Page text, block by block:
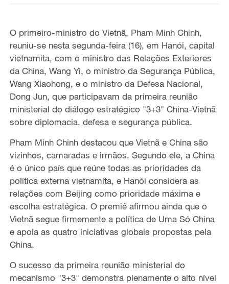
O primeiro-ministro do Vietnã, Pham Minh Chinh,
reuniu-se nesta segunda-feira (16), em Hanói, capital
vietnamita, com o ministro das Relações Exteriores
da China, Wang Yi, o ministro da Segurança Pública,
Wang Xiaohong, e o ministro da Defesa Nacional,
Dong Jun, que participavam da primeira reunião
ministerial do diálogo estratégico "3+3" China-Vietnã
sobre diplomacia, defesa e segurança pública.
Pham Minh Chinh destacou que Vietnã e China são
vizinhos, camaradas e irmãos. Segundo ele, a China
é o único país que reúne todas as prioridades da
política externa vietnamita, e Hanói considera as
relações com Beijing como prioridade máxima e
escolha estratégica. O premiê afirmou ainda que o
Vietnã segue firmemente a política de Uma Só China
e apoia as quatro iniciativas globais propostas pela
China.
O sucesso da primeira reunião ministerial do
mecanismo "3+3" demonstra plenamente o alto nível